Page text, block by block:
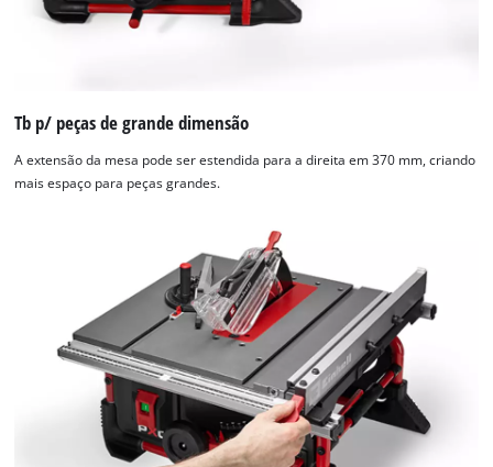
Tb p/ peças de grande dimensão
A extensão da mesa pode ser estendida para a direita em 370 mm, criando
mais espaço para peças grandes.